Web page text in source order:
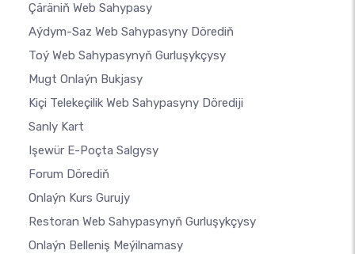
Çäräniň Web Sahypasy
Aýdym-Saz Web Sahypasyny Dörediň
Toý Web Sahypasynyň Gurluşykçysy
Mugt Onlaýn Bukjasy
Kiçi Telekeçilik Web Sahypasyny Dörediji
Sanly Kart
Işewür E-Poçta Salgysy
Forum Dörediň
Onlaýn Kurs Gurujy
Restoran Web Sahypasynyň Gurluşykçysy
Onlaýn Belleniş Meýilnamasy